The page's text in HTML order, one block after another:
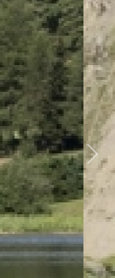
Next